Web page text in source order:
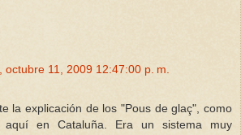
octubre 11, 2009 12:47:00 p. m.
la explicación de los "Pous de glaç", como
aquí en Cataluña. Era un sistema muy